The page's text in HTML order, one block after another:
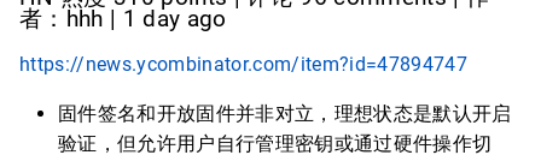
者：hhh | 1 day ago
https://news.ycombinator.com/item?id=47894747
固件签名和开放固件并非对立，理想状态是默认开启
验证，但允许用户自行管理密钥或通过硬件操作切